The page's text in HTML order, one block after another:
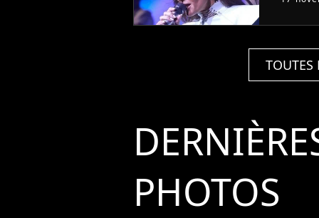
TOUTES
PHOTOS